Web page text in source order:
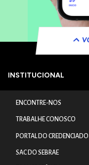
INSTITUCIONAL
ENCONTRE-NOS
TRABALHE CONOSCO
PORTAL DO CREDENCIADO
SAC DO SEBRAE